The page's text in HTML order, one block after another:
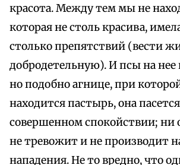
красота. Между тем мы не
которая не столь красива,
столько препятствий (вести
добродетельную). И псы на нее
но подобно агнице, при
находится пастырь, она
совершенном спокойствии; ни
не тревожит и не производит
нападения. Не то вредно, что